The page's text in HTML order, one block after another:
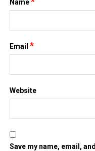
Name
Email*
Website
Save my name, email,